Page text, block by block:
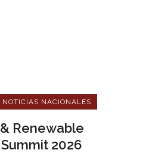
NOTICIAS NACIONALES
Renewable
2026